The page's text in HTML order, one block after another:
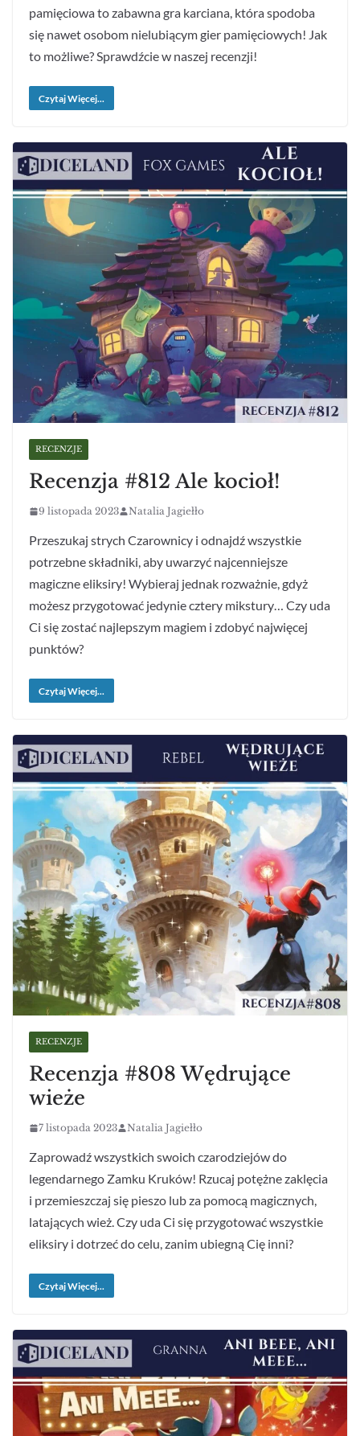
pamięciowa to zabawna gra karciana, która spodoba
się nawet osobom nielubiącym gier pamięciowych! Jak
to możliwe? Sprawdźcie w naszej recenzji!
Czytaj Więcej...
RECENZJE
Recenzja #812 Ale kocioł!
9 listopada 2023 Natalia Jagiełło
Przeszukaj strych Czarownicy i odnajdź wszystkie
potrzebne składniki, aby uwarzyć najcenniejsze
magiczne eliksiry! Wybieraj jednak rozważnie, gdyż
możesz przygotować jedynie cztery mikstury… Czy uda
Ci się zostać najlepszym magiem i zdobyć najwięcej
punktów?
Czytaj Więcej...
RECENZJE
Recenzja #808 Wędrujące
wieże
7 listopada 2023 Natalia Jagiełło
Zaprowadź wszystkich swoich czarodziejów do
legendarnego Zamku Kruków! Rzucaj potężne zaklęcia
i przemieszczaj się pieszo lub za pomocą magicznych,
latających wież. Czy uda Ci się przygotować wszystkie
eliksiry i dotrzeć do celu, zanim ubiegną Cię inni?
Czytaj Więcej...